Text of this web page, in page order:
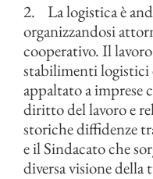
2. La logistica è
organizzandosi
cooperativo. Il
stabilimenti logistici
appaltato a imprese
diritto del lavoro e
storiche diffidenze
e il Sindacato che
diversa visione della